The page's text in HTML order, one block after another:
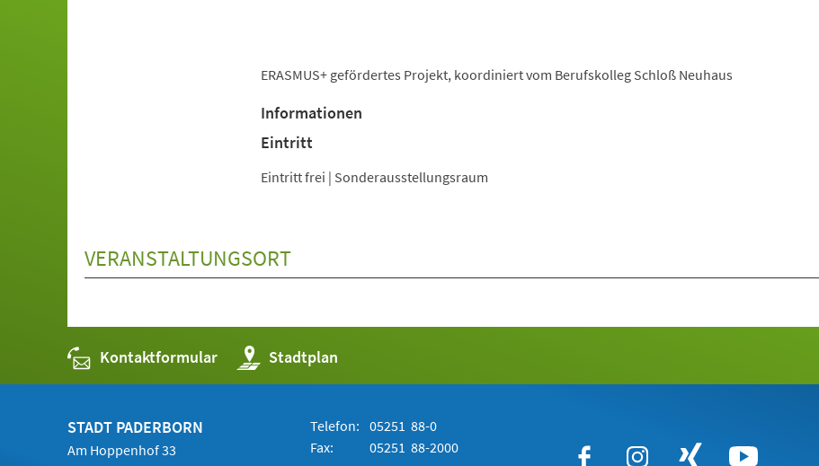
ERASMUS+ gefördertes Projekt, koordiniert vom Berufskolleg Schloß Neuhaus
Informationen
Eintritt
Eintritt frei | Sonderausstellungsraum
VERANSTALTUNGSORT
Kontaktformular Stadtplan
(Öffnet
in
einem
STADT PADERBORN
Am Hoppenhof 33
Telefon: 05251 88-0
Fax:
05251 88-2000